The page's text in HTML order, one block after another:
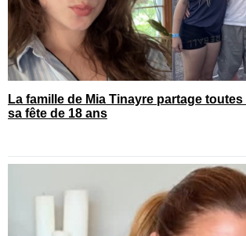
La famille de Mia Tinayre partage
sa fête de 18 ans